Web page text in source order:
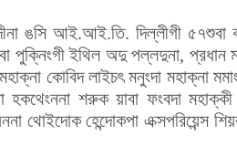
ঙসি আই.আই.তি. দিল্লীগী
পুক্নিংগী ইথিল অদু পল্লদুনা, প্রধান
কোবিদ লাইচৎ মনুংদা মহাক্না
শরুক য়াবা ফংবদা
থোইদোক হেন্দোকপা এক্সপরিয়েন্স